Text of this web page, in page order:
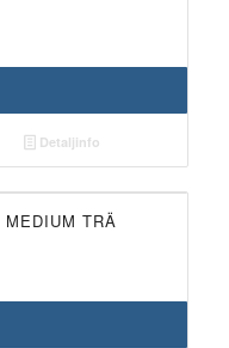
Detaljinfo
UTGÅTT!
TRÄ